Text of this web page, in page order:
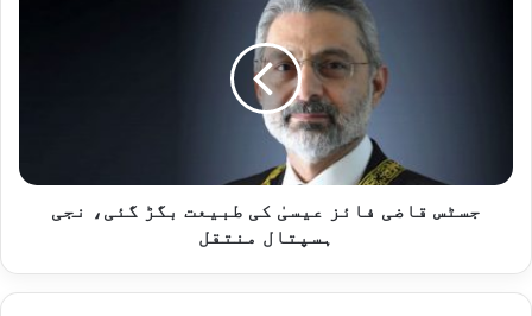
نجی
جسٹس قاضی فائز عیسیٰ کی طبیعت بگڑ گئی، نجی
ہسپتال منتقل